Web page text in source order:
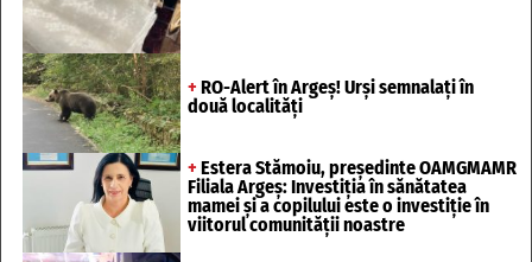
+ RO-Alert în Argeș! Urși semnalați în
două localități
+ Estera Stămoiu, președinte OAMGMAMR
Filiala Argeș: Investiția în sănătatea
mamei și a copilului este o investiție în
viitorul comunității noastre